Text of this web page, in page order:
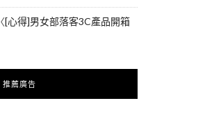
[心得]男女部落客3C產品開箱
推薦廣告